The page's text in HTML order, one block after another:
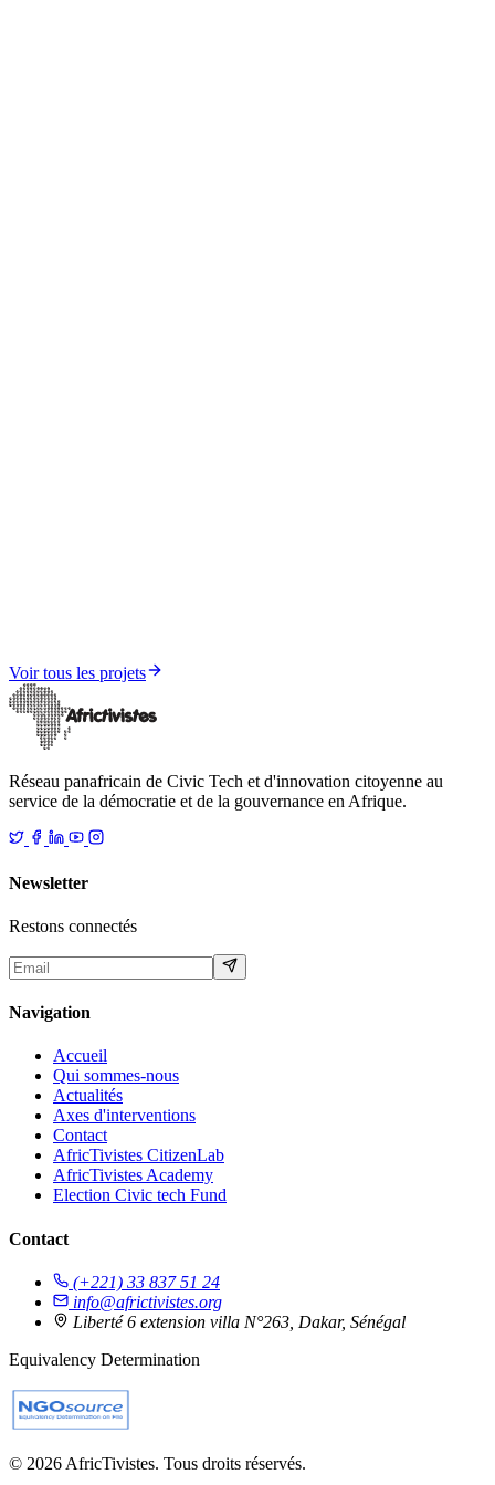
Voir tous les projets
Réseau panafricain de Civic Tech et d'innovation citoyenne au
service de la démocratie et de la gouvernance en Afrique.
Newsletter
Restons connectés
Navigation
Accueil
Qui sommes-nous
Actualités
Axes d'interventions
Contact
AfricTivistes CitizenLab
AfricTivistes Academy
Election Civic tech Fund
Contact
(+221) 33 837 51 24
info@africtivistes.org
Liberté 6 extension villa N°263, Dakar, Sénégal
Equivalency Determination
© 2026 AfricTivistes. Tous droits réservés.